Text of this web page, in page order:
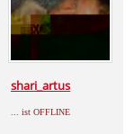
shari_artus
... ist OFFLINE